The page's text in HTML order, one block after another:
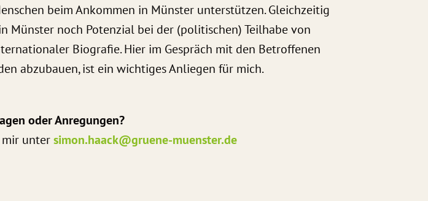
beim Ankommen in Münster unterstützen. Gleichzeitig
Münster noch Potenzial bei der (politischen) Teilhabe von
Biografie. Hier im Gespräch mit den Betroffenen
abzubauen, ist ein wichtiges Anliegen für mich.
oder Anregungen?
unter simon.haack@gruene-muenster.de